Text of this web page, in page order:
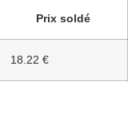
Prix soldé
18.22 €